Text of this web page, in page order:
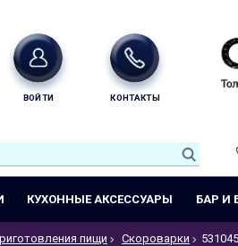
ВОЙТИ КОНТАКТЫ
КУХОННЫЕ АКСЕССУАРЫ БАР И
пищи Скороварки